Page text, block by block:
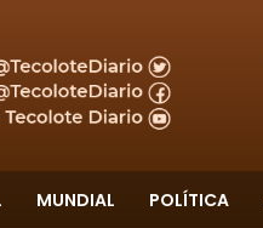
MUNDIAL POLÍTICA